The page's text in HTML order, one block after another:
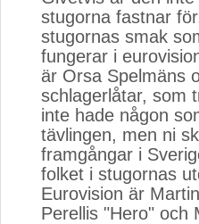
stugorna fastnar
stugornas smak
fungerar i
är Orsa Spelmäns
schlagerlåtar, som
inte hade någon
tävlingen, men ni
framgångar i
folket i stugornas
Eurovision är
Perellis "Hero" och